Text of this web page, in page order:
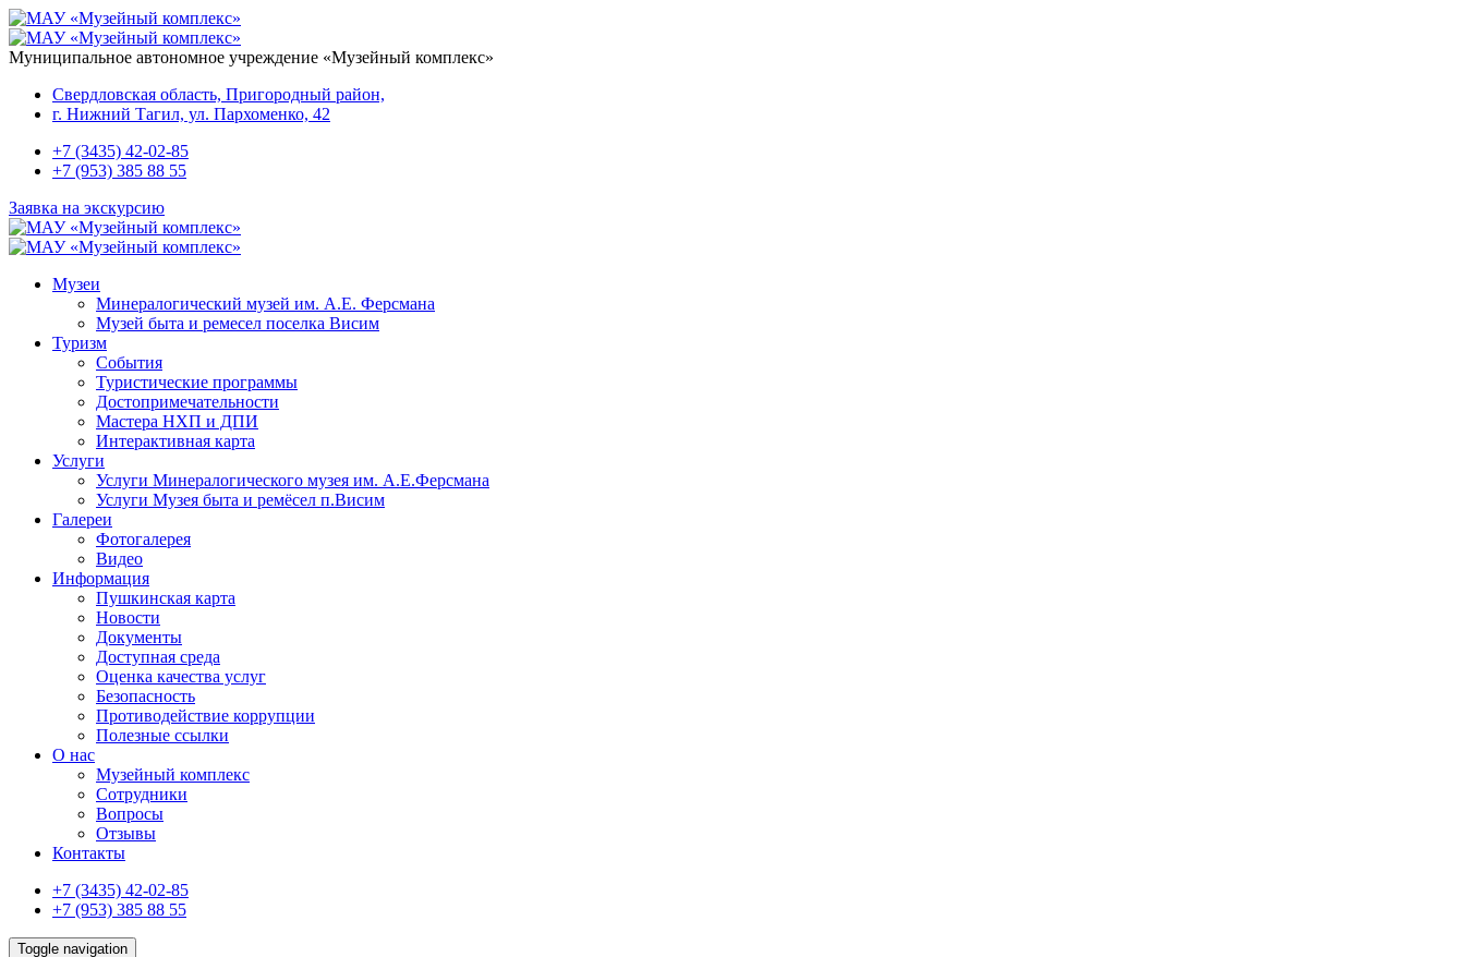
Перейти к основному содержанию
Муниципальное автономное учреждение «Музейный комплекс»
Свердловская область, Пригородный район,
г. Нижний Тагил, ул. Пархоменко, 42
+7 (3435) 42-02-85
+7 (953) 385 88 55
Заявка на экскурсию
Музеи
Минералогический музей им. А.Е. Ферсмана
Музей быта и ремесел поселка Висим
Туризм
События
Туристические программы
Достопримечательности
Мастера НХП и ДПИ
Интерактивная карта
Услуги
Услуги Минералогического музея им. А.Е.Ферсмана
Услуги Музея быта и ремёсел п.Висим
Галереи
Фотогалерея
Видео
Информация
Пушкинская карта
Новости
Документы
Доступная среда
Оценка качества услуг
Безопасность
Противодействие коррупции
Полезные ссылки
О нас
Музейный комплекс
Сотрудники
Вопросы
Отзывы
Контакты
+7 (3435) 42-02-85
+7 (953) 385 88 55
Toggle navigation